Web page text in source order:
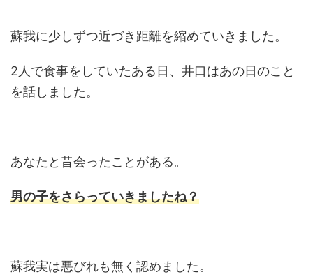
蘇我に少しずつ近づき距離を縮めていきました。
2人で食事をしていたある日、井口はあの日のこと
を話しました。
あなたと昔会ったことがある。
男の子をさらっていきましたね？
蘇我実は悪びれも無く認めました。